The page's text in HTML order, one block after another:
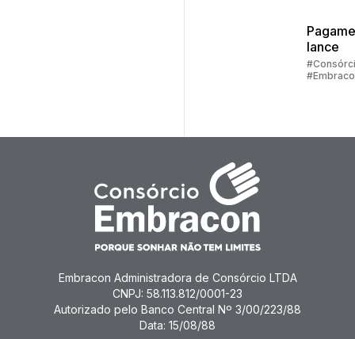
lance
Embracon Administradora de Consórcio LTDA
CNPJ: 58.113.812/0001-23
Autorizado pelo Banco Central Nº 3/00/223/88
Data: 15/08/88